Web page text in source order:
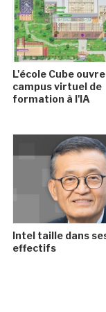
L'école Cube
campus virtuel de
formation à l'IA
Intel taille dans
effectifs